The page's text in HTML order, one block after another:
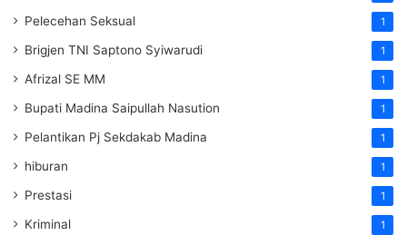
Pelecehan Seksual 1
Brigjen TNI Saptono Syiwarudi 1
Afrizal SE MM 1
Bupati Madina Saipullah Nasution 1
Pelantikan Pj Sekdakab Madina 1
hiburan 1
Prestasi 1
Kriminal 1